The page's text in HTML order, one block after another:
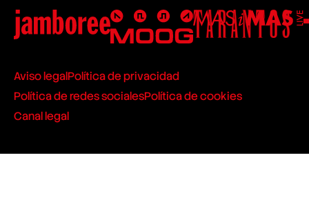
Aviso legalPolítica de privacidad
Política de redes socialesPolítica de cookies
Canal legal